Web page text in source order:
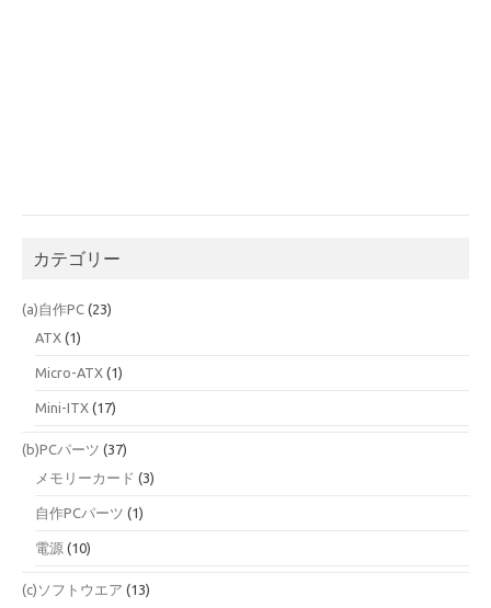
カテゴリー
(a)自作PC (23)
ATX (1)
Micro-ATX (1)
Mini-ITX (17)
(b)PCパーツ (37)
メモリーカード (3)
自作PCパーツ (1)
電源 (10)
(c)ソフトウエア (13)